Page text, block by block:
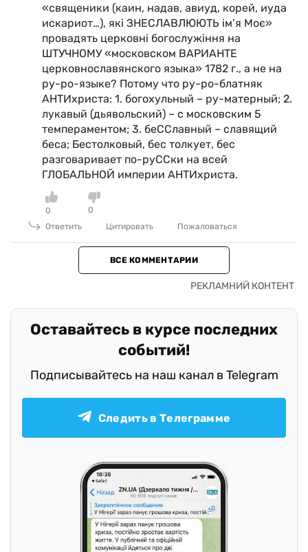
«священики (каин, надав, авиуд, корей, иуда
искариот…), які ЗНЕСЛАВЛЮЮТЬ ім’я Моє»
провадять церковні богослужіння на
ШТУЧНОМУ «московском ВАРИАНТЕ
церковнославянского языка» 1782 г., а не на
ру-ро-языке? Потому что ру-ро-блатняк
АНТИхриста: 1. богохульный – ру-матерный; 2.
лукавый (дьявольский) – с московским 5
темпераментом; 3. беССлавный – славящий
беса; Бестолковый, бес толкует, бес
разговаривает по-руССки на всей
ГЛОБАЛЬНОЙ империи АНТИхриста.
0
0
Ответить
Цитировать Пожаловаться
ВСЕ КОММЕНТАРИИ
Оставайтесь в курсе последних
событий!
Подписывайтесь на наш канал в Telegram
Следить в Телеграмме